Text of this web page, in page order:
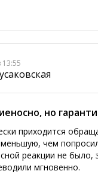
13:55
но
приходится
чем
реакции не было,
мгновенно.